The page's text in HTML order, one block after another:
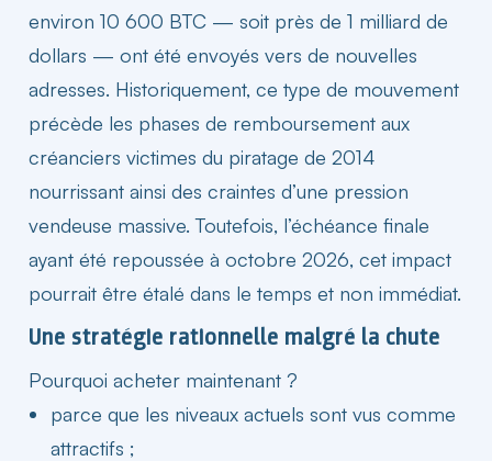
environ 10 600 BTC — soit près de 1 milliard de
dollars — ont été envoyés vers de nouvelles
adresses. Historiquement, ce type de mouvement
précède les phases de remboursement aux
créanciers victimes du piratage de 2014
nourrissant ainsi des craintes d’une pression
vendeuse massive. Toutefois, l’échéance finale
ayant été repoussée à octobre 2026, cet impact
pourrait être étalé dans le temps et non immédiat.
Une stratégie rationnelle malgré la chute​
Pourquoi acheter maintenant ?
parce que les niveaux actuels sont vus comme
attractifs ;